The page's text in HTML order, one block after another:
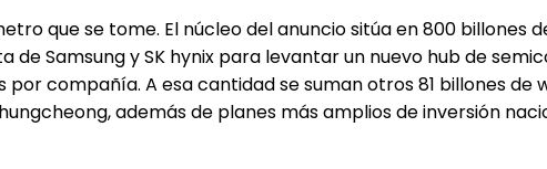
que se tome. El núcleo del anuncio sitúa en 800 billones
de Samsung y SK hynix para levantar un nuevo hub de
por compañía. A esa cantidad se suman otros 81 billones de
además de planes más amplios de inversión